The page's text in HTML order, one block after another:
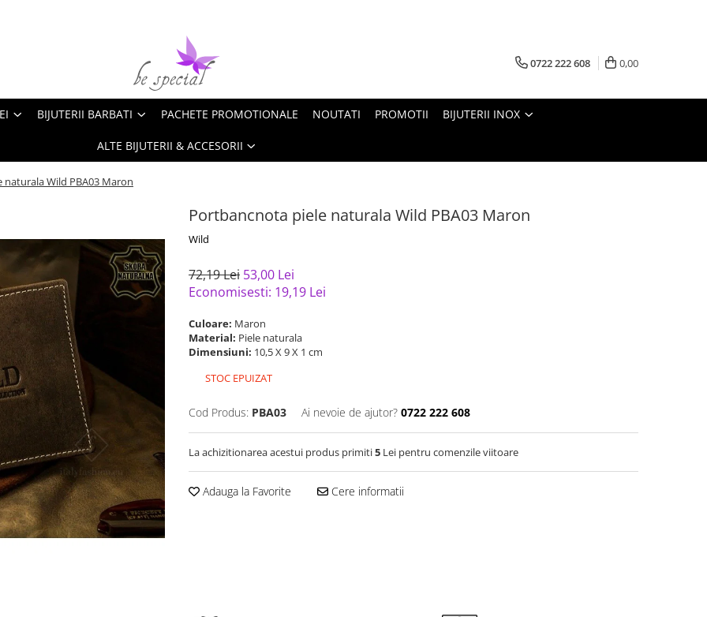
0722 222 608 0,00
BIJUTERII BARBATI PACHETE PROMOTIONALE NOUTATI PROMOTII BIJUTERII INOX
ALTE BIJUTERII & ACCESORII
Wild PBA03 Maron
Portbancnota piele naturala Wild PBA03 Maron
Wild
72,19 Lei 53,00 Lei
Economisesti: 19,19 Lei
Culoare: Maron
Material: Piele naturala
Dimensiuni: 10,5 X 9 X 1 cm
STOC EPUIZAT
Cod Produs: PBA03 Ai nevoie de ajutor? 0722 222 608
La achizitionarea acestui produs primiti5 Lei pentru comenzile viitoare
Adauga la Favorite Cere informatii